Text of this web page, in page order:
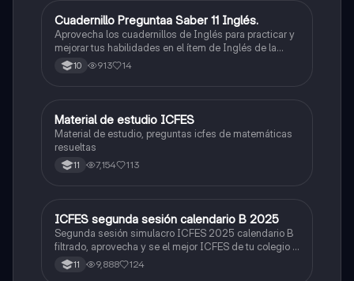
ICFES: Inglés
Cuadernillo Preguntaa Saber 11 Inglés.
Aprovecha los cuadernillos de Inglés para practicar y
mejorar tus habilidades en el ítem de Inglés de la
Prueba Saber 11. 🫡
10 913 14
ICFES: Matemáticas
Material de estudio ICFES
Material de estudio, preguntas icfes de matemáticas
resueltas
11 7,154 113
ICFES: Lectura Crítica
ICFES segunda sesión calendario B 2025
Segunda sesión simulacro ICFES 2025 calendario B
filtrado, aprovecha y se el mejor ICFES de tu colegio y
poder ingresar a universidad, y estudiar aquella
carrera con la que tanto sueñas.
11 9,888 124